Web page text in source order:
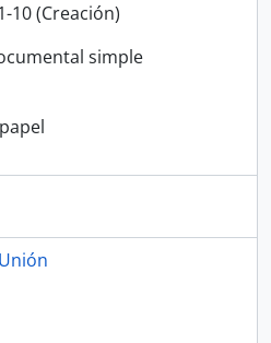
10 (Creación)
simple